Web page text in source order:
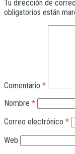
Tu dirección de
obligatorios están
Comentario *
Nombre *
Correo electrónico *
Web